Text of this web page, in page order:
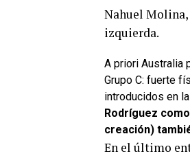
Nahuel
izquierda.
A priori Australia
Grupo C: fuerte
introducidos en
Rodríguez
creación)
En el último